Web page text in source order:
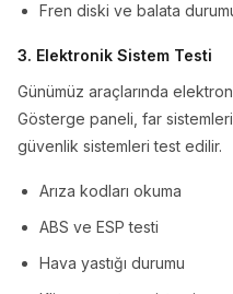
Fren diski ve balata
3. Elektronik Sistem Testi
Günümüz araçlarında
Gösterge paneli, far
güvenlik sistemleri test edilir.
Arıza kodları okuma
ABS ve ESP testi
Hava yastığı durumu